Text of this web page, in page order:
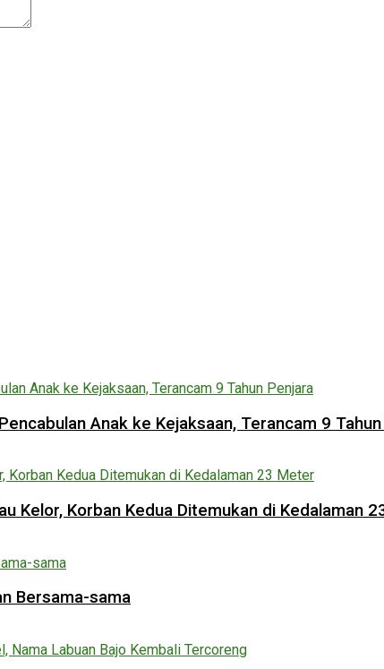
Anak ke Kejaksaan, Terancam 9
Kelor, Korban Kedua Ditemukan di Kedalaman
Bersama-sama